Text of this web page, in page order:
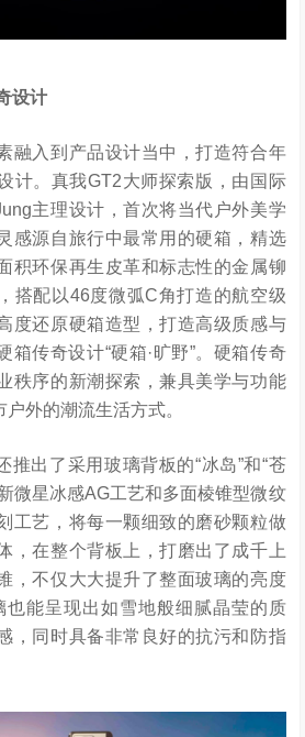
设计
融入到产品设计当中，打造符合年
计。真我GT2大师探索版，由国际
主理设计，首次将当代户外美学
感源自旅行中最常用的硬箱，精选
积环保再生皮革和标志性的金属铆
搭配以46度微弧C角打造的航空级
度还原硬箱造型，打造高级质感与
箱传奇设计“硬箱·旷野”。硬箱传奇
秩序的新潮探索，兼具美学与功能
外的潮流生活方式。
推出了采用玻璃背板的“冰岛”和“苍
微星冰感AG工艺和多面棱锥型微纹
工艺，将每一颗细致的磨砂颗粒做
，在整个背板上，打磨出了成千上
，不仅大大提升了整面玻璃的亮度
也能呈现出如雪地般细腻晶莹的质
，同时具备非常良好的抗污和防指